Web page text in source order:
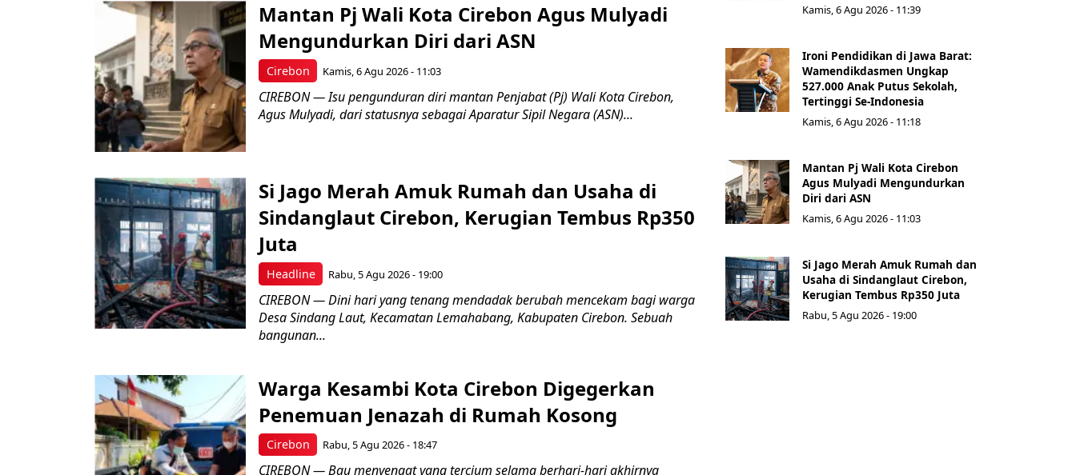
Cirebon
Mantan Pj Wali Kota Cirebon Agus Mulyadi
Mengundurkan Diri dari ASN
Kamis, 6 Agu 2026 - 11:03
CIREBON — Isu pengunduran diri mantan Penjabat (Pj) Wali Kota Cirebon,
Agus Mulyadi, dari statusnya sebagai Aparatur Sipil Negara (ASN)...
Headline
Si Jago Merah Amuk Rumah dan Usaha di
Sindanglaut Cirebon, Kerugian Tembus Rp350
Juta
Rabu, 5 Agu 2026 - 19:00
CIREBON — Dini hari yang tenang mendadak berubah mencekam bagi warga
Desa Sindang Laut, Kecamatan Lemahabang, Kabupaten Cirebon. Sebuah
bangunan...
Cirebon
Warga Kesambi Kota Cirebon Digegerkan
Penemuan Jenazah di Rumah Kosong
Rabu, 5 Agu 2026 - 18:47
CIREBON — Bau menyengat yang tercium selama berhari-hari akhirnya
Kamis, 6 Agu 2026 - 11:39
Ironi Pendidikan di Jawa Barat:
Wamendikdasmen Ungkap
527.000 Anak Putus Sekolah,
Tertinggi Se-Indonesia
Kamis, 6 Agu 2026 - 11:18
Mantan Pj Wali Kota Cirebon
Agus Mulyadi Mengundurkan
Diri dari ASN
Kamis, 6 Agu 2026 - 11:03
Si Jago Merah Amuk Rumah dan
Usaha di Sindanglaut Cirebon,
Kerugian Tembus Rp350 Juta
Rabu, 5 Agu 2026 - 19:00